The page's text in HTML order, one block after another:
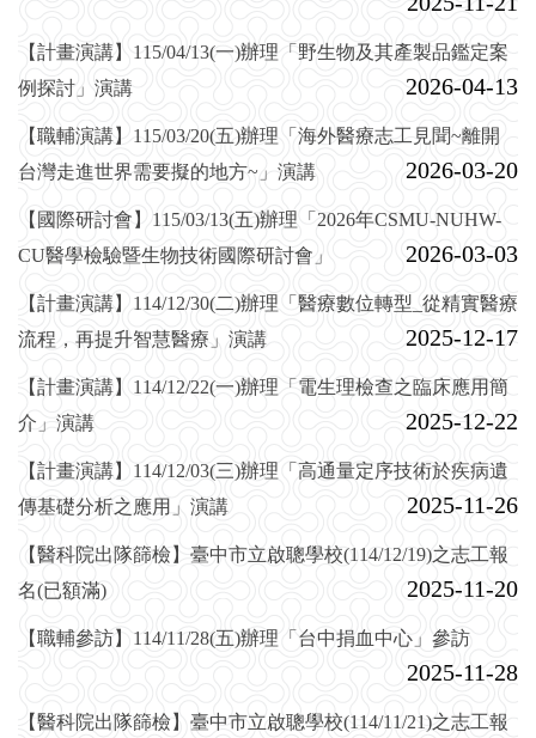
【計畫演講】115/04/13(一)辦理「野生物及其產製品鑑定案
例探討」演講
2026-04-13
【職輔演講】115/03/20(五)辦理「海外醫療志工見聞~離開
台灣走進世界需要擬的地方~」演講
2026-03-20
【國際研討會】115/03/13(五)辦理「2026年CSMU-NUHW-
CU醫學檢驗暨生物技術國際研討會」
2026-03-03
【計畫演講】114/12/30(二)辦理「醫療數位轉型_從精實醫療
流程，再提升智慧醫療」演講
2025-12-17
【計畫演講】114/12/22(一)辦理「電生理檢查之臨床應用簡
介」演講
2025-12-22
【計畫演講】114/12/03(三)辦理「高通量定序技術於疾病遺
傳基礎分析之應用」演講
2025-11-26
【醫科院出隊篩檢】臺中市立啟聰學校(114/12/19)之志工報
名(已額滿)
2025-11-20
【職輔參訪】114/11/28(五)辦理「台中捐血中心」參訪
2025-11-28
【醫科院出隊篩檢】臺中市立啟聰學校(114/11/21)之志工報